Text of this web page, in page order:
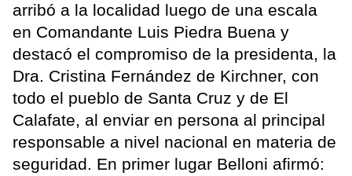
arribó a la localidad luego de una escala
en Comandante Luis Piedra Buena y
destacó el compromiso de la presidenta, la
Dra. Cristina Fernández de Kirchner, con
todo el pueblo de Santa Cruz y de El
Calafate, al enviar en persona al principal
responsable a nivel nacional en materia de
seguridad. En primer lugar Belloni afirmó: